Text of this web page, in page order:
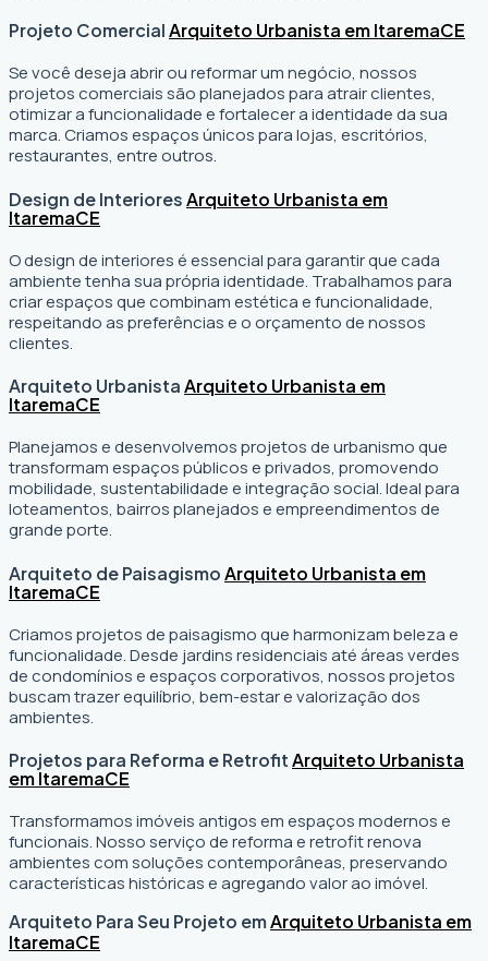
Projeto ComercialArquiteto Urbanista em ItaremaCE
Se você deseja abrir ou reformar um negócio, nossos
projetos comerciais são planejados para atrair clientes,
otimizar a funcionalidade e fortalecer a identidade da sua
marca. Criamos espaços únicos para lojas, escritórios,
restaurantes, entre outros.
Design de InterioresArquiteto Urbanista em
ItaremaCE
O design de interiores é essencial para garantir que cada
ambiente tenha sua própria identidade. Trabalhamos para
criar espaços que combinam estética e funcionalidade,
respeitando as preferências e o orçamento de nossos
clientes.
Arquiteto UrbanistaArquiteto Urbanista em
ItaremaCE
Planejamos e desenvolvemos projetos de urbanismo que
transformam espaços públicos e privados, promovendo
mobilidade, sustentabilidade e integração social. Ideal para
loteamentos, bairros planejados e empreendimentos de
grande porte.
Arquiteto de PaisagismoArquiteto Urbanista em
ItaremaCE
Criamos projetos de paisagismo que harmonizam beleza e
funcionalidade. Desde jardins residenciais até áreas verdes
de condomínios e espaços corporativos, nossos projetos
buscam trazer equilíbrio, bem-estar e valorização dos
ambientes.
Projetos para Reforma e RetrofitArquiteto Urbanista
em ItaremaCE
Transformamos imóveis antigos em espaços modernos e
funcionais. Nosso serviço de reforma e retrofit renova
ambientes com soluções contemporâneas, preservando
características históricas e agregando valor ao imóvel.
Arquiteto Para Seu Projeto emArquiteto Urbanista em
ItaremaCE